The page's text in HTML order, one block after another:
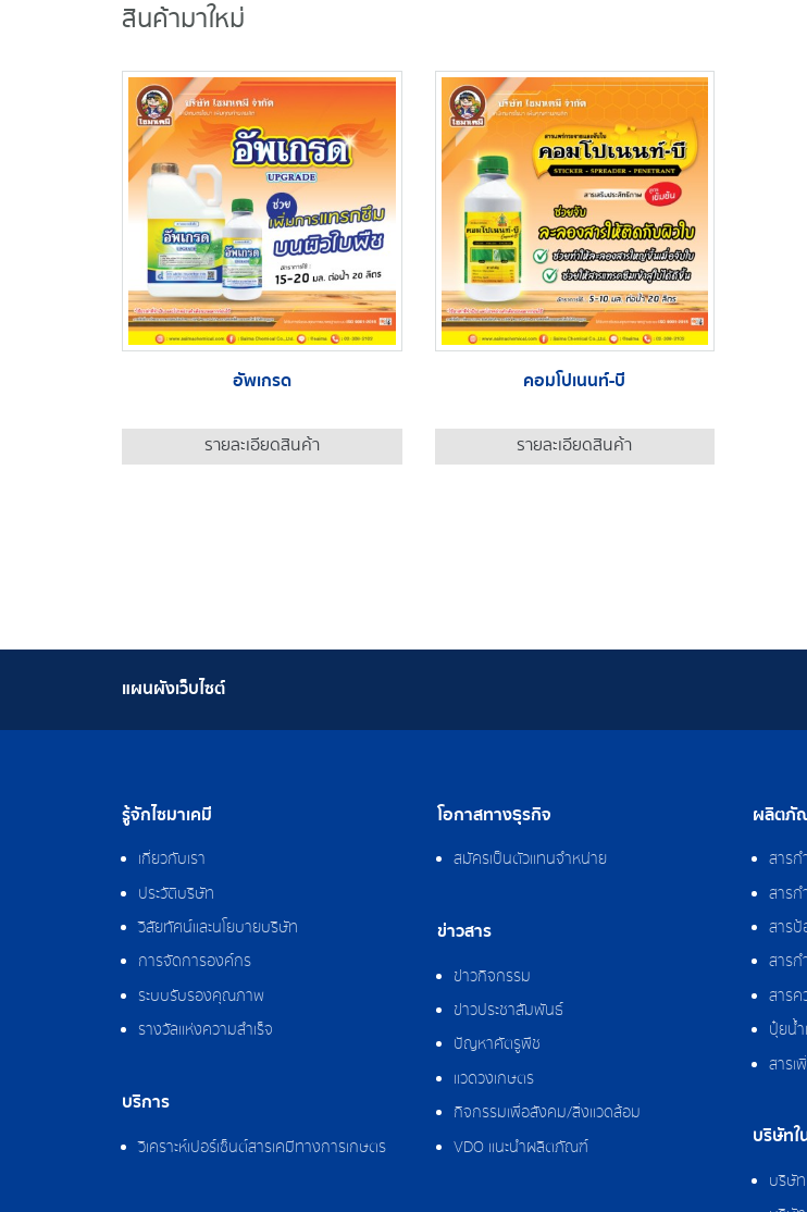
สินค้ามาใหม่
อัพเกรด
รายละเอียดสินค้า
คอมโปเนนท์-บี
รายละเอียดสินค้า
แผนผังเว็บไซต์
รู้จักไซมาเคมี
เกี่ยวกับเรา
ประวัติบริษัท
วิสัยทัศน์และนโยบายบริษัท
การจัดการองค์กร
ระบบรับรองคุณภาพ
รางวัลแห่งความสำเร็จ
บริการ
วิเคราะห์เปอร์เซ็นต์สารเคมีทางการเกษตร
โอกาสทางธุรกิจ
สมัครเป็นตัวแทนจำหน่าย
ข่าวสาร
ข่าวกิจกรรม
ข่าวประชาสัมพันธ์
ปัญหาศัตรูพืช
แวดวงเกษตร
กิจกรรมเพื่อสังคม/สิ่งแวดล้อม
VDO แนะนำผลิตภัณฑ์
ผลิตภั
สารก
สารก
สาร
สาร
สารค
ปุ๋ยน้ำ
สารเ
บริษัทใ
บริษัท